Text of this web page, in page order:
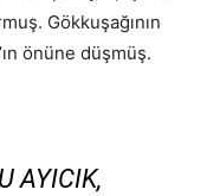
Gökkuşağının
önüne düşmüş.
AYICIK,